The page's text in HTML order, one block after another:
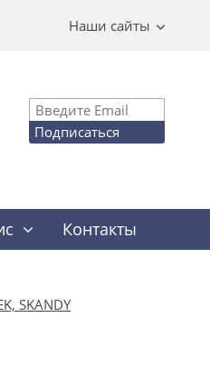
Наши сайты
Подписаться
Контакты
SKANDY